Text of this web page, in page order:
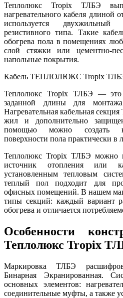
Теплолюкс Tropix ТЛБЭ
нагревательного кабеля длиной
используется двухжильный
резистивного типа. Такие
обогрева пола в помещениях
слой стяжки или цементно-
напольные покрытия.
Кабель ТЕПЛОЛЮКС Tropix
Теплолюкс Tropix ТЛБЭ — это
заданной длины для
Нагревательная кабельная
жил и дополнительно
помощью можно создать
поверхности пола практически
Теплолюкс Tropix ТЛБЭ можно
источник отопления или
установленным тепловым
теплый пол подходит для
офисных помещений. В нашем
типы секций: каждый вариант
обогрева и отличается
Особенности
Теплолюкс Tropix
Маркировка ТЛБЭ
Бинарная Экранированная.
основных элементов:
соединительные муфты, а также